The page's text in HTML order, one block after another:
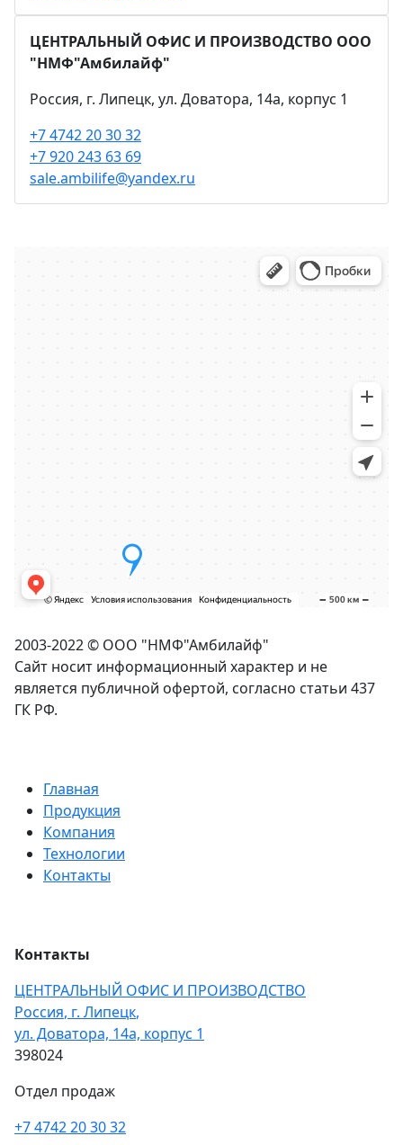
ЦЕНТРАЛЬНЫЙ ОФИС И ПРОИЗВОДСТВО ООО
"НМФ"Амбилайф"
Россия, г. Липецк, ул. Доватора, 14а, корпус 1
+7 4742 20 30 32
+7 920 243 63 69
sale.ambilife@yandex.ru
Яндекс Карты — транспорт, навигация, поиск мест
2003-2022 © ООО "НМФ"Амбилайф"
Сайт носит информационный характер и не
является публичной офертой, согласно статьи 437
ГК РФ.
Главная
Продукция
Компания
Технологии
Контакты
Контакты
ЦЕНТРАЛЬНЫЙ ОФИС И ПРОИЗВОДСТВО
Россия, г. Липецк,
ул. Доватора, 14а, корпус 1
398024
Отдел продаж
+7 4742 20 30 32